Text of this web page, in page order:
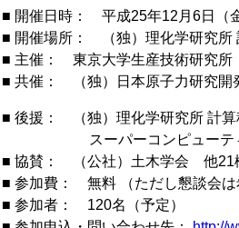
ン
ト
会
議
催
の
お
知
ら
■ 開催日時： 平成25年12月6日
■ 開催場所： （独）理化学研究所
■ 主催： 東京大学生産技術研究所
■ 共催： （独）日本原子力研究開
■ 後援： （独）理化学研究所 計算
スーパーコンピューティン
■ 協賛： （公社）土木学会 他21
■ 参加費： 無料 （ただし懇談会
■ 参加者： 120名（予定）